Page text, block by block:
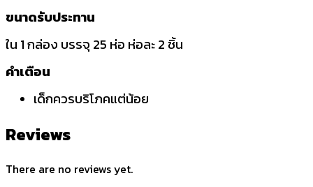
ขนาดรับประทาน
ใน 1 กล่อง บรรจุ 25 ห่อ ห่อละ 2 ชิ้น
คำเตือน
เด็กควรบริโภคแต่น้อย
Reviews
There are no reviews yet.